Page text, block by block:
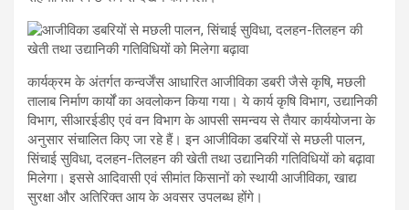
कार्यक्रम के अंतर्गत कन्वर्जेंस आधारित आजीविका डबरी जैसे कृषि, मछली
तालाब निर्माण कार्यों का अवलोकन किया गया। ये कार्य कृषि विभाग, उद्यानिकी
विभाग, सीआरईडीए एवं वन विभाग के आपसी समन्वय से तैयार कार्ययोजना के
अनुसार संचालित किए जा रहे हैं। इन आजीविका डबरियों से मछली पालन,
सिंचाई सुविधा, दलहन-तिलहन की खेती तथा उद्यानिकी गतिविधियों को बढ़ावा
मिलेगा। इससे आदिवासी एवं सीमांत किसानों को स्थायी आजीविका, खाद्य
सुरक्षा और अतिरिक्त आय के अवसर उपलब्ध होंगे।